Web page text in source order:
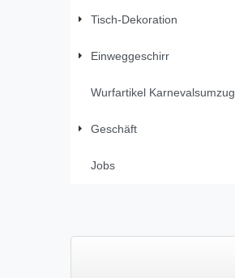
Tisch-Dekoration
Einweggeschirr
Wurfartikel Karnevalsumzug
Geschäft
Jobs